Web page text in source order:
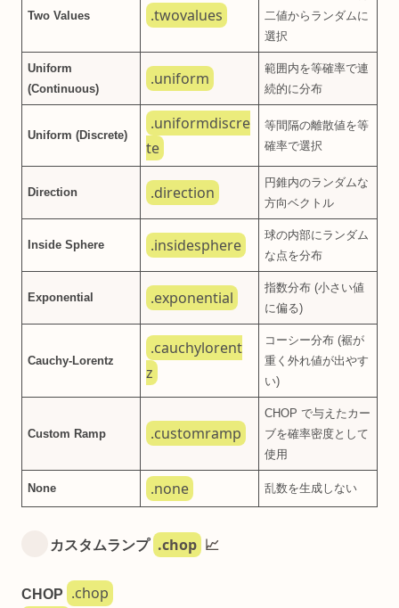
Two Values .twovalues
二値からランダムに
選択
Uniform
(Continuous)
.uniform
範囲内を等確率で連
続的に分布
Uniform (Discrete)
.uniformdiscre
te
等間隔の離散値を等
確率で選択
Direction .direction
円錐内のランダムな
方向ベクトル
Inside Sphere .insidesphere
球の内部にランダム
な点を分布
Exponential .exponential
指数分布 (小さい値
に偏る)
Cauchy-Lorentz
.cauchylorent
z
コーシー分布 (裾が
重く外れ値が出やす
い)
Custom Ramp .customramp
CHOP で与えたカー
ブを確率密度として
使用
None .none 乱数を生成しない
カスタムランプ .chop 📈
CHOP
.chop